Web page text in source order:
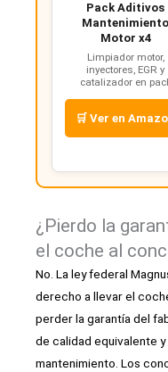
Pack Aditivos
Mantenimiento
Motor x4
Limpiador motor,
inyectores, EGR y
catalizador en
🛒 Ver en
¿Pierdo la
el coche al
No. La ley federal
derecho a llevar el
perder la garantía del
de calidad equivalente
mantenimiento. Los